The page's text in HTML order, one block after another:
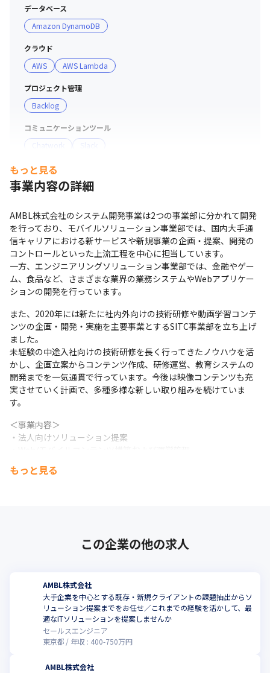
・フルスタックエンジニアやAIエンジニアをはじめ、技術
力の高いメンバーが多く、スキルアップが目指せる環境で
・毎月社内勉強会や部会、課会を実施し、頻繁にナレッジ
の共有を行っています
一人ひとりのキャリアビジョンを尊重する文化があります。
フラットに自分の意見を伝えられる環境です。
データベース
Amazon DynamoDB
クラウド
AWS
AWS Lambda
プロジェクト管理
Backlog
コミュニケーションツール
Chatwork
Slack
支給PC
現場で選択可能（Windows/Mac）
もっと見る
事業内容の詳細
AMBL株式会社のシステム開発事業は2つの事業部に分かれて開発
を行っており、モバイルソリューション事業部では、国内大手通
信キャリアにおける新サービスや新規事業の企画・提案、開発の
コントロールといった上流工程を中心に担当しています。
一方、エンジニアリングソリューション事業部では、金融やゲー
ム、食品など、さまざまな業界の業務システムやWebアプリケー
ションの開発を行っています。
また、2020年には新たに社内外向けの技術研修や動画学習コンテ
ンツの企画・開発・実施を主要事業とするSITC事業部を立ち上げ
ました。
未経験の中途入社向けの技術研修を長く行ってきたノウハウを活
かし、企画立案からコンテンツ作成、研修運営、教育システムの
開発までを一気通貫で行っています。今後は映像コンテンツも充
実させていく計画で、多種多様な新しい取り組みを続けていま
す。
＜事業内容＞
・法人向けソリューション提案
・ネットワークの設計/構築
ています
・グループで手掛ける研修センターの独自カリキュラムにて、ク
ラウドやAIに強い人材を育成しています
・毎年各部門で新しい取り組みや投資を行っており、ベンチャー
スピリットを忘れずに成長し続けています
・専門分野のスペシャリストが所属しており、グループ全体での
増益増収を実現しています
もっと見る
この企業の他の求人
AMBL株式会社
大手企業を中心とする既存・新規クライアントの課題抽出からソ
リューション提案までをお任せ／これまでの経験を活かして、最
適なITソリューションを提案しませんか
セールスエンジニア
東京都
年収 : 400-750万円
AMBL株式会社